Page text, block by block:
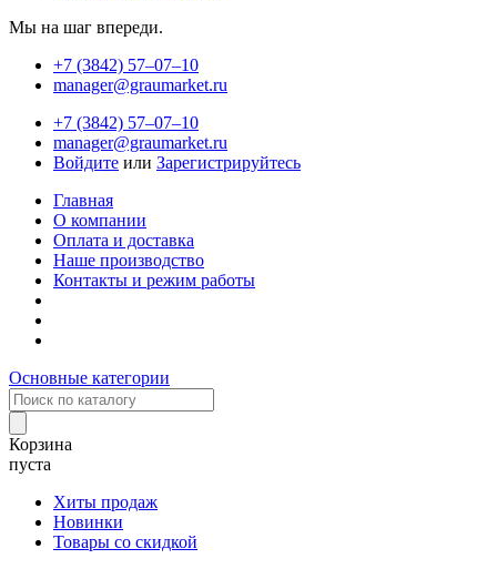
Мы на шаг впереди.
+7 (3842) 57‒07‒10
manager@graumarket.ru
+7 (3842) 57‒07‒10
manager@graumarket.ru
Войдите или Зарегистрируйтесь
Главная
О компании
Оплата и доставка
Наше производство
Контакты и режим работы
Основные категории
Корзина
пуста
Хиты продаж
Новинки
Товары со скидкой